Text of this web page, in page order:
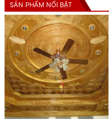
SẢN PHẨM NỔI BẬT